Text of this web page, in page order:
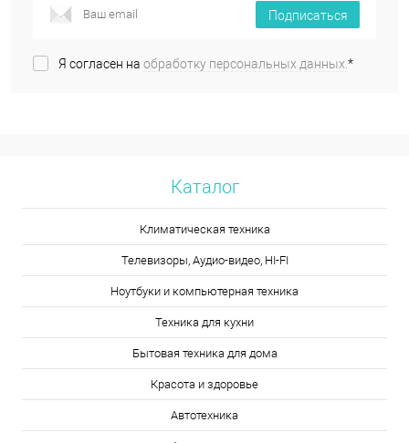
Подписаться
Я согласен на обработку персональных данных. *
Каталог
Климатическая техника
Телевизоры, Аудио-видео, HI-FI
Ноутбуки и компьютерная техника
Техника для кухни
Бытовая техника для дома
Красота и здоровье
Автотехника